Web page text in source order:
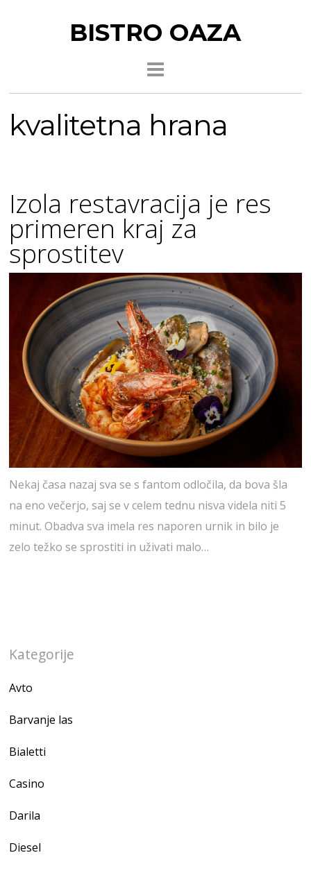
BISTRO OAZA
kvalitetna hrana
Izola restavracija je res
primeren kraj za
sprostitev
Nekaj časa nazaj sva se s fantom odločila, da bova šla
na eno večerjo, saj se v celem tednu nisva videla niti 5
minut. Obadva sva imela res naporen urnik in bilo je
zelo težko se sprostiti in uživati malo…
Kategorije
Avto
Barvanje las
Bialetti
Casino
Darila
Diesel